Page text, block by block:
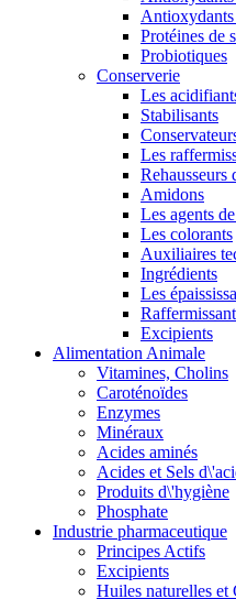
Antioxydants
Protéines de
Probiotiques
Conserverie
Les
Stabilisants
Les
Rehausseurs
Amidons
Les agents
Les colorants
Auxiliaires
Ingrédients
Les
Excipients
Alimentation Animale
Vitamines, Cholins
Caroténoïdes
Enzymes
Minéraux
Acides aminés
Acides et Sels
Produits d\'hygiène
Phosphate
Industrie pharmaceutique
Principes Actifs
Excipients
Huiles naturelles et